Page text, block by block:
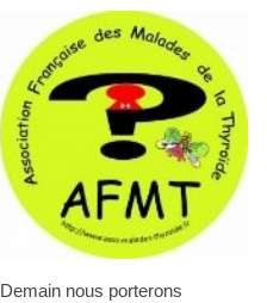
Demain nous porterons